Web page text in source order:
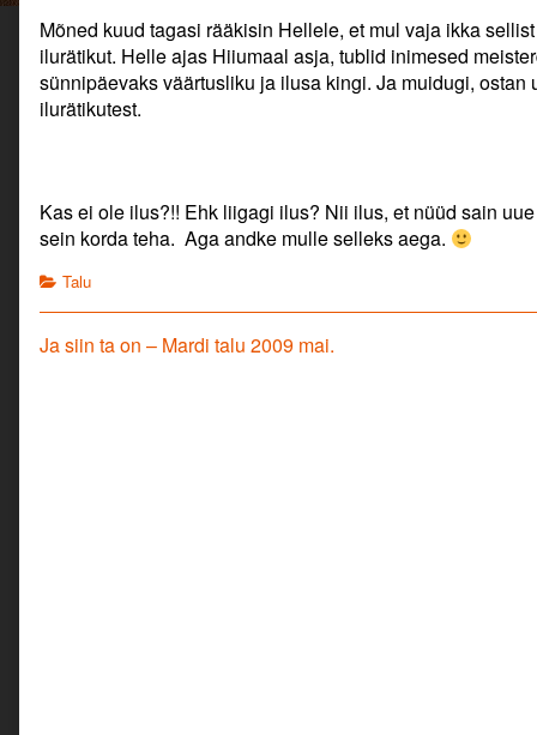
Mõned kuud tagasi rääkisin Hellele, et mul vaja ikka
ilurätikut. Helle ajas Hiiumaal asja, tublid inimesed
sünnipäevaks väärtusliku ja ilusa kingi. Ja muidugi, ostan
ilurätikutest.
Kas ei ole ilus?!! Ehk liigagi ilus? Nii ilus, et nüüd sain
sein korda teha. Aga andke mulle selleks aega.
Categories
Talu
Navigeerimine
Previous
Ja siin ta on – Mardi talu 2009 mai.